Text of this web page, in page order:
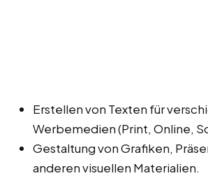
Erstellen von Texten für
Werbemedien (Print, Online,
Gestaltung von Grafiken,
anderen visuellen Materialien.